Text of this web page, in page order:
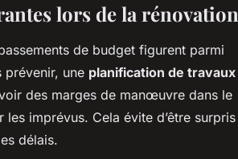
lors de la rénovation
de budget figurent parmi
prévenir, une planification de travaux
des marges de manœuvre dans le
imprévus. Cela évite d’être surpris
délais.